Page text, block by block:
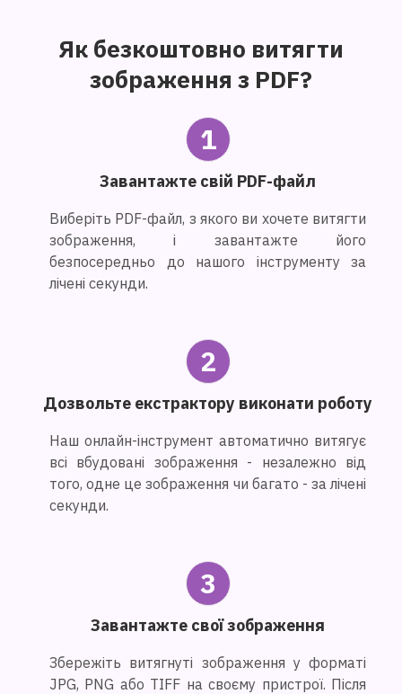
Як безкоштовно витягти
зображення з PDF?
1
Завантажте свій PDF-файл
Виберіть PDF-файл, з якого ви хочете витягти
зображення, і завантажте його
безпосередньо до нашого інструменту за
лічені секунди.
2
Дозвольте екстрактору виконати роботу
Наш онлайн-інструмент автоматично витягує
всі вбудовані зображення - незалежно від
того, одне це зображення чи багато - за лічені
секунди.
3
Завантажте свої зображення
Збережіть витягнуті зображення у форматі
JPG, PNG або TIFF на своєму пристрої. Після